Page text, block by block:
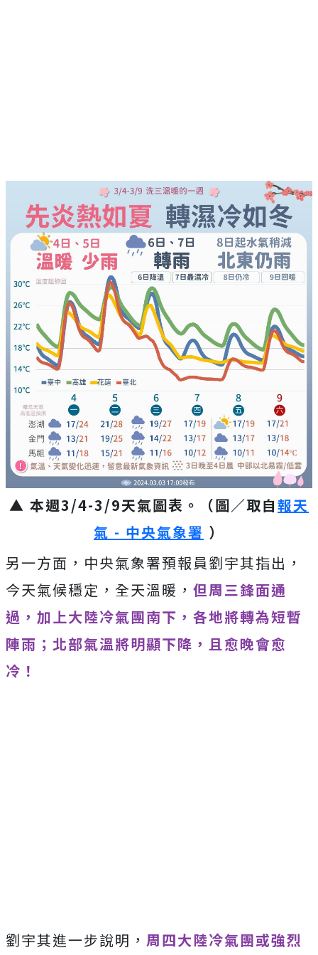
▲ 本週3/4-3/9天氣圖表。（圖／取自報天
氣 - 中央氣象署 ）
另一方面，中央氣象署預報員劉宇其指出，
今天氣候穩定，全天溫暖， 但周三鋒面通
過，加上大陸冷氣團南下，各地將轉為短暫
陣雨；北部氣溫將明顯下降，且愈晚會愈
冷！
劉宇其進一步說明， 周四大陸冷氣團或強烈